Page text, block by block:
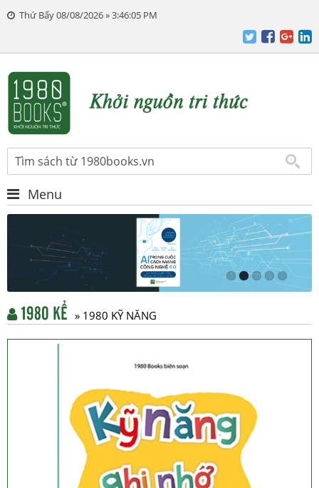
Thứ Bẩy 08/08/2026 » 3:46:05 PM
Menu
1980 KỂ » 1980 KỸ NĂNG